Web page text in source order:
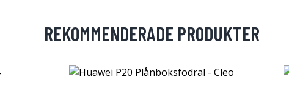
REKOMMENDERADE PRODUKTER